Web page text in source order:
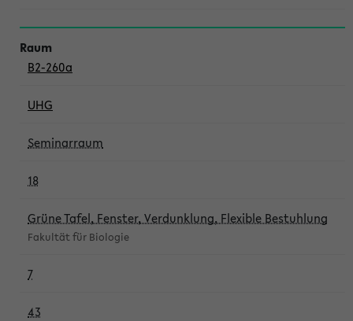
B2-260a
UHG
Seminarraum
18
Grüne Tafel, Fenster, Verdunklung, Flexible Bestuhlung
Fakultät für Biologie
7
43